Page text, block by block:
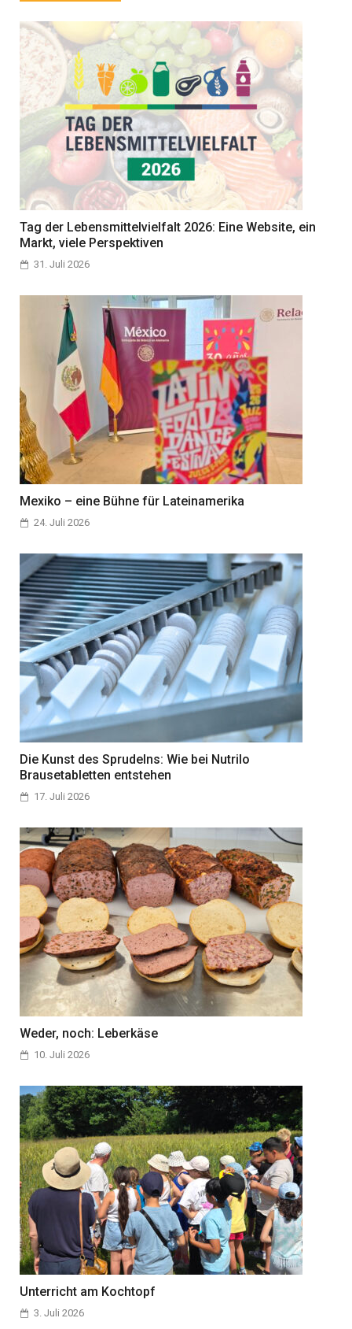
Tag der Lebensmittelvielfalt 2026: Eine Website, ein
Markt, viele Perspektiven
31. Juli 2026
Mexiko – eine Bühne für Lateinamerika
24. Juli 2026
Die Kunst des Sprudelns: Wie bei Nutrilo
Brausetabletten entstehen
17. Juli 2026
Weder, noch: Leberkäse
10. Juli 2026
Unterricht am Kochtopf
3. Juli 2026